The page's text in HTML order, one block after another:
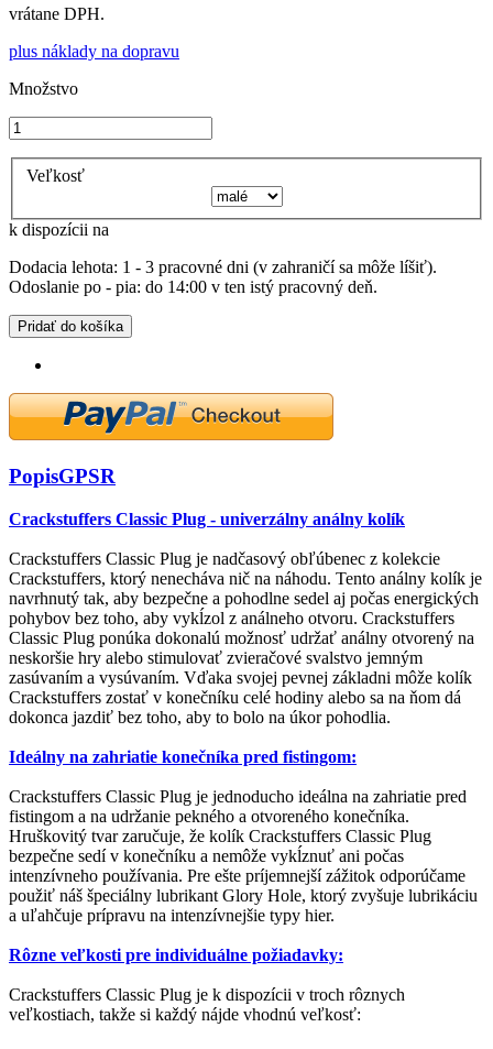
vrátane DPH.
plus náklady na dopravu
Množstvo
Veľkosť
k dispozícii na
Dodacia lehota: 1 - 3 pracovné dni (v zahraničí sa môže líšiť).
Odoslanie po - pia: do 14:00 v ten istý pracovný deň.
Pridať do košíka
PopisGPSR
Crackstuffers Classic Plug - univerzálny análny kolík
Crackstuffers Classic Plug je nadčasový obľúbenec z kolekcie
Crackstuffers, ktorý nenecháva nič na náhodu. Tento análny kolík je
navrhnutý tak, aby bezpečne a pohodlne sedel aj počas energických
pohybov bez toho, aby vykĺzol z análneho otvoru. Crackstuffers
Classic Plug ponúka dokonalú možnosť udržať análny otvorený na
neskoršie hry alebo stimulovať zvieračové svalstvo jemným
zasúvaním a vysúvaním. Vďaka svojej pevnej základni môže kolík
Crackstuffers zostať v konečníku celé hodiny alebo sa na ňom dá
dokonca jazdiť bez toho, aby to bolo na úkor pohodlia.
Ideálny na zahriatie konečníka pred fistingom:
Crackstuffers Classic Plug je jednoducho ideálna na zahriatie pred
fistingom a na udržanie pekného a otvoreného konečníka.
Hruškovitý tvar zaručuje, že kolík Crackstuffers Classic Plug
bezpečne sedí v konečníku a nemôže vykĺznuť ani počas
intenzívneho používania. Pre ešte príjemnejší zážitok odporúčame
použiť náš špeciálny lubrikant Glory Hole, ktorý zvyšuje lubrikáciu
a uľahčuje prípravu na intenzívnejšie typy hier.
Rôzne veľkosti pre individuálne požiadavky:
Crackstuffers Classic Plug je k dispozícii v troch rôznych
veľkostiach, takže si každý nájde vhodnú veľkosť: